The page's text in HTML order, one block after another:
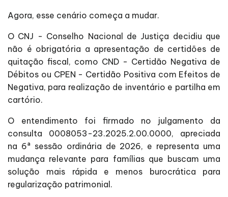
Agora, esse cenário começa a mudar.
O CNJ - Conselho Nacional de Justiça decidiu que
não é obrigatória a apresentação de certidões de
quitação fiscal, como CND - Certidão Negativa de
Débitos ou CPEN - Certidão Positiva com Efeitos de
Negativa, para realização de inventário e partilha em
cartório.
O entendimento foi firmado no julgamento da
consulta 0008053-23.2025.2.00.0000, apreciada
na 6ª sessão ordinária de 2026, e representa uma
mudança relevante para famílias que buscam uma
solução mais rápida e menos burocrática para
regularização patrimonial.